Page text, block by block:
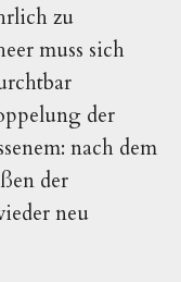
zu
muss sich
der
nach dem
der
neu